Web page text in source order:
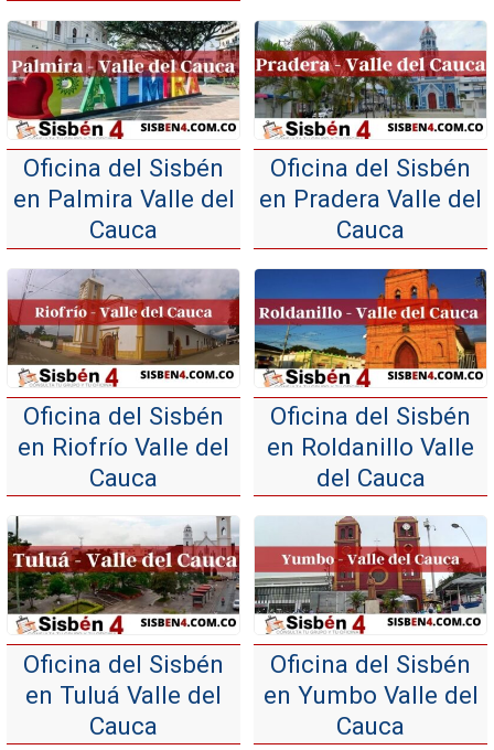
Oficina del Sisbén
en Palmira Valle del
Cauca
Oficina del Sisbén
en Pradera Valle del
Cauca
Oficina del Sisbén
en Riofrío Valle del
Cauca
Oficina del Sisbén
en Roldanillo Valle
del Cauca
Oficina del Sisbén
en Tuluá Valle del
Cauca
Oficina del Sisbén
en Yumbo Valle del
Cauca